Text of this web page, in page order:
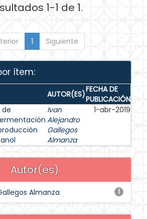
1-1 de 1.
1 Siguiente
ítem:
AUTOR(ES)FECHA DE
PUBLICACIÓN
de
Ivan
Alejandro
Gallegos
Almanza
1-abr-2019
Autor(es)
1
Almanza